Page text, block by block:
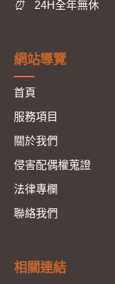
⏰ 24H全年無休
網站導覽
首頁
服務項目
關於我們
侵害配偶權蒐證
法律專欄
聯絡我們
相關連結